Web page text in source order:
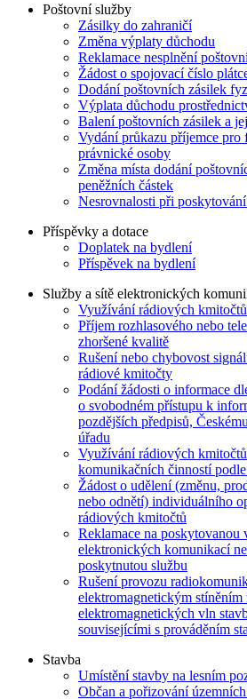
Poštovní služby
Zásilky do zahraničí
Změna výplaty důchodu
Reklamace nesplnění
Žádost o spojovací číslo
Dodání poštovních zásilek
Výplata důchodu
Balení poštovních zásilek a
Vydání průkazu příjemce pro
právnické osoby
Změna místa dodání
peněžních částek
Nesrovnalosti při
Příspěvky a dotace
Doplatek na bydlení
Příspěvek na bydlení
Služby a sítě elektronických
Využívání rádiových
Příjem rozhlasového nebo
zhoršené kvalitě
Rušení nebo chybovost
rádiové kmitočty
Podání žádosti o informace
o svobodném přístupu k
pozdějších předpisů,
úřadu
Využívání rádiových
komunikačních činností
Žádost o udělení (změnu,
nebo odnětí) individuálního
rádiových kmitočtů
Reklamace na poskytovanou
elektronických komunikací
poskytnutou službu
Rušení provozu
elektromagnetickým stíněním
elektromagnetických vln
souvisejícími s prováděním
Stavba
Umístění stavby na lesním
Občan a pořizování